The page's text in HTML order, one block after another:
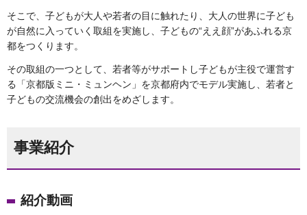
そこで、子どもが大人や若者の目に触れたり、大人の世界に子ども
が自然に入っていく取組を実施し、子どもの“ええ顔”があふれる京
都をつくります。
その取組の一つとして、若者等がサポートし子どもが主役で運営す
る「京都版ミニ・ミュンヘン」を京都府内でモデル実施し、若者と
子どもの交流機会の創出をめざします。
事業紹介
紹介動画